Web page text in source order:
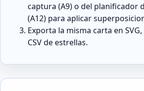
captura (A9) o del planificador
(A12) para aplicar
Exporta la misma carta en SVG,
CSV de estrellas.